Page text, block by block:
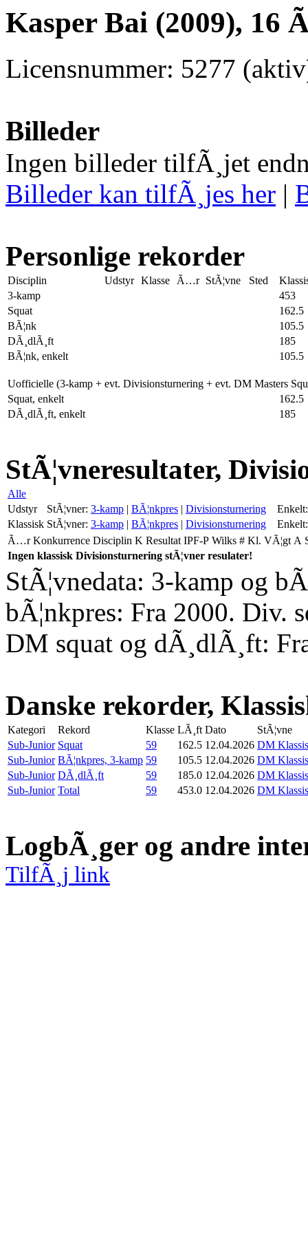
Kasper Bai (2009), 16
Licensnummer: 5277
Billeder
Ingen billeder tilfÃ¸jet
Billeder kan tilfÃ¸jes her |
Personlige rekorder
Disciplin Udstyr Klasse Ã…r StÃ¦vne Sted
3-kamp
453
Squat
162.5
BÃ¦nk
105.5
DÃ¸dlÃ¸ft
185
BÃ¦nk, enkelt
105.5
Uofficielle (3-kamp + evt. Divisionsturnering + evt. DM Masters
Squat, enkelt
162.5
DÃ¸dlÃ¸ft, enkelt
185
StÃ¦vneresultater,
Alle
Udstyr
StÃ¦vner: 3-kamp | BÃ¦nkpres | Divisionsturnering
Enkelt:
Klassisk StÃ¦vner: 3-kamp | BÃ¦nkpres | Divisionsturnering
Enkelt:
Ã…r Konkurrence Disciplin K Resultat IPF-P Wilks # Kl. VÃ¦gt A
Ingen klassisk Divisionsturnering stÃ¦vner resulater!
StÃ¦vnedata: 3-kamp og
bÃ¦nkpres: Fra 2000. Div.
DM squat og dÃ¸dlÃ¸ft:
Danske rekorder,
Kategori Rekord Klasse LÃ¸ft Dato
StÃ¦vne
Sub-Junior Squat 59 162.5 12.04.2026 DM
Sub-Junior BÃ¦nkpres, 3-kamp 59 105.5 12.04.2026 DM
Sub-Junior DÃ¸dlÃ¸ft 59 185.0 12.04.2026 DM
Sub-Junior Total 59 453.0 12.04.2026 DM
LogbÃ¸ger og andre
TilfÃ¸j link